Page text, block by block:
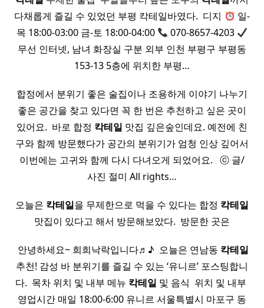
다채롭게 즐길 수 있었던 부평 칵테일바였다. ​ 디지
일-
목 18:00-03:00 금-토 18:00-04:00
070-8657-4203
무선 인터넷, 남녀 화장실 구분 외부 인천 부평구 부평동
153-13 5층에 위치한 부평…
합정에서 분위기 좋은 술집이나 조용하게 이야기 나누기
좋은 공간을 찾고 있다면 꼭 한 번은 추천하고 싶은 곳이
있어요. ​ 바로 합정 칵테일 맛집 깊은숲인데요. 예전에 친
구와 함께 방문했다가 공간의 분위기가 엄청 인상 깊어서
이번에는 고귀와 함께 다시 다녀오게 되었어요. ​ ​ ⓒ 글/
사진 절미 All rights…
오늘은 칵테일을 무제한으로 먹을 수 있다는 합정 칵테일
맛집이 있다고 해서 방문해보았다. ​ 방문한 곳은
​ 안녕하세요~ 희희낙락입니다♬♪ ​ 오늘은 연남동 칵테일
추천! 감성 바 분위기를 즐길 수 있는 ‘유니르’ 포스팅합니
다. ​ 목차 위치 및 내부 메뉴 칵테일 및 음식 ​ 위치 및 내부 ​
영업시간 매일 18:00-6:00 유니르 서울특별시 마포구 동